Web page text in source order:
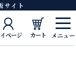
サイト
ページ カート